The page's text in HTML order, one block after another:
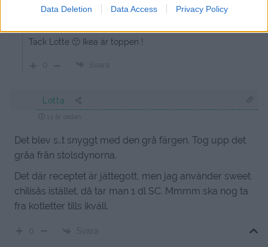
Data Deletion Data Access Privacy Policy
jennysmatblogg
Tack Lotte 🙂 Ikea är toppen !
Svara
Lotta
13 år sedan
Det blev s..t snyggt med den grå färgen. Tog upp det
gråa från stolsdynorna.
Det där receptet är jättegott, men jag använder sweet
chilisås istället. då tar man 1 dl SC. Mmmm ska nog ta
fra kotletter tills ikväll.
Svara